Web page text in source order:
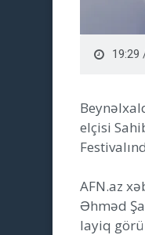
19:29
elçisi
AFN.az
Əhməd
layiq